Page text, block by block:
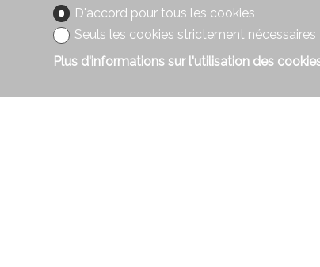
D'accord pour tous les cookies
Seuls les cookies strictement nécessaires
Plus d'informations sur l'utilisation des